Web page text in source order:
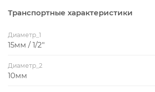
Транспортные характеристики
Диаметр_1
15мм / 1/2"
Диаметр_2
10мм